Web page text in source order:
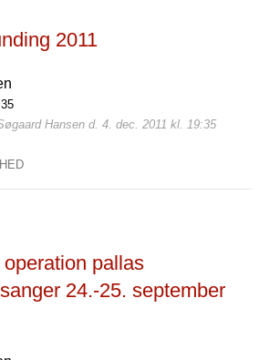
2011
Hansen d. 4. dec. 2011 kl. 19:35
pallas
24.-25. september